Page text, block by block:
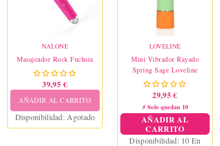
NALONE
Masajeador Rock Fuchsia
39,95 €
AÑADIR AL CARRITO
Disponibilidad: Agotado
LOVELINE
Mini Vibrador Rayado
Spring Sage Loveline
29,95 €
⚡ Solo quedan 10
AÑADIR AL
CARRITO
Disponibilidad: 10 En